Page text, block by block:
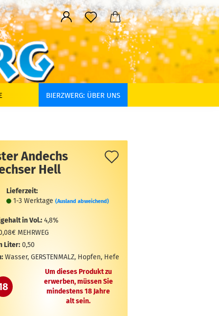
BIERZWERG: ÜBER UNS
Andechs
Hell
Lieferzeit:
1-3 Werktage (Ausland abweichend)
in Vol.: 4,8%
MEHRWEG
Liter: 0,50
Wasser, GERSTENMALZ, Hopfen, Hefe
Um dieses Produkt zu
erwerben, müssen Sie
mindestens 18 Jahre
alt sein.